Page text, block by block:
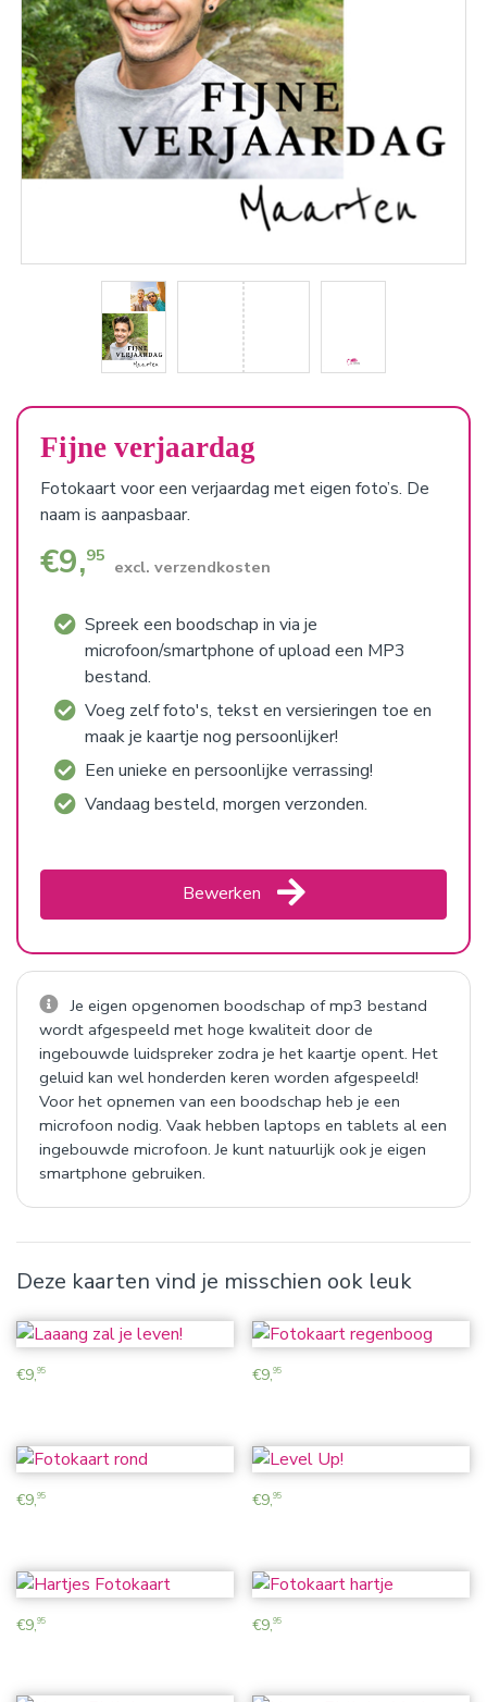
Fijne verjaardag
Fotokaart voor een verjaardag met eigen foto’s. De
naam is aanpasbaar.
€9,95
excl. verzendkosten
Spreek een boodschap in via je
microfoon/smartphone of upload een MP3
bestand.
Voeg zelf foto's, tekst en versieringen toe en
maak je kaartje nog persoonlijker!
Een unieke en persoonlijke verrassing!
Vandaag besteld, morgen verzonden.
Bewerken
Je eigen opgenomen boodschap of mp3 bestand
wordt afgespeeld met hoge kwaliteit door de
ingebouwde luidspreker zodra je het kaartje opent. Het
geluid kan wel honderden keren worden afgespeeld!
Voor het opnemen van een boodschap heb je een
microfoon nodig. Vaak hebben laptops en tablets al een
ingebouwde microfoon. Je kunt natuurlijk ook je eigen
smartphone gebruiken.
Deze kaarten vind je misschien ook leuk
€9,95 €9,95
€9,95 €9,95
€9,95 €9,95